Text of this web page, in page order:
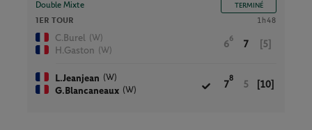
Double Mixte TERMINÉ
1ER TOUR 1h48
C.Burel (W)
H.Gaston (W)
6
6
7 [5]
L.Jeanjean (W)
G.Blancaneaux (W)
7
8
5 [10]